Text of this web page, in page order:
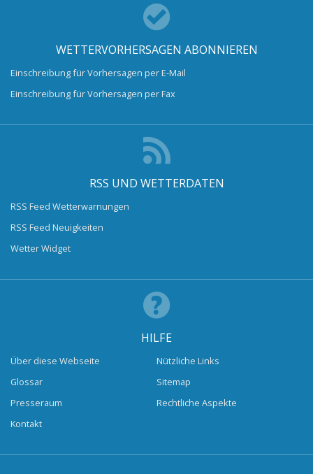
WETTERVORHERSAGEN ABONNIEREN
Einschreibung für Vorhersagen per E-Mail
Einschreibung für Vorhersagen per Fax
RSS UND WETTERDATEN
RSS Feed Wetterwarnungen
RSS Feed Neuigkeiten
Wetter Widget
HILFE
Über diese Webseite
Glossar
Presseraum
Kontakt
Nützliche Links
Sitemap
Rechtliche Aspekte